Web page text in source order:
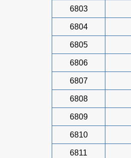
6803
6804
6805
6806
6807
6808
6809
6810
6811